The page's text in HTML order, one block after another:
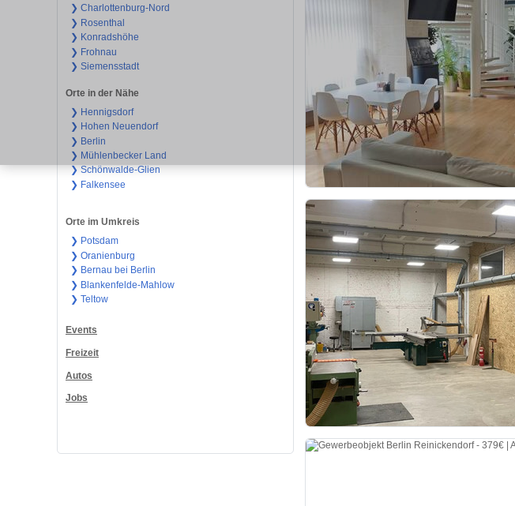
❯ Charlottenburg-Nord
❯ Rosenthal
❯ Konradshöhe
❯ Frohnau
❯ Siemensstadt
Orte in der Nähe
❯ Hennigsdorf
❯ Hohen Neuendorf
❯ Berlin
❯ Mühlenbecker Land
❯ Schönwalde-Glien
❯ Falkensee
Orte im Umkreis
❯ Potsdam
❯ Oranienburg
❯ Bernau bei Berlin
❯ Blankenfelde-Mahlow
❯ Teltow
Events
Freizeit
Autos
Jobs